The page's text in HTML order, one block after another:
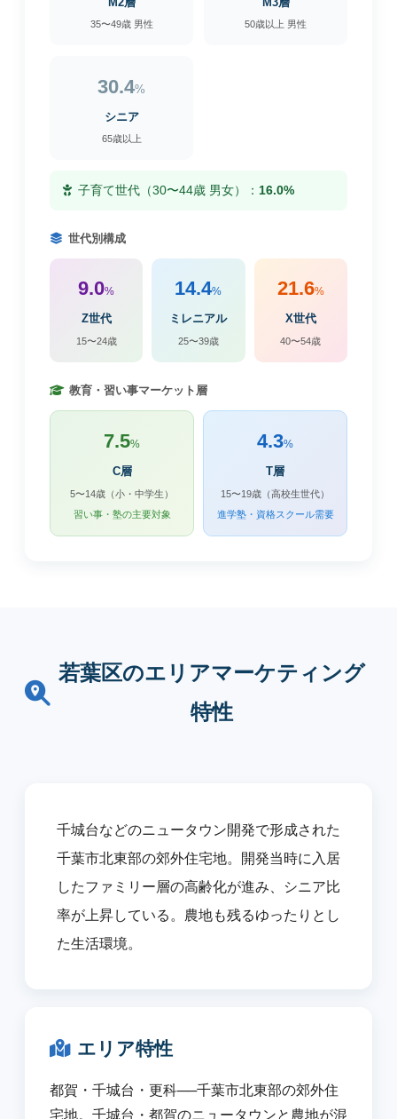
35〜49歳 男性 50歳以上 男性
30.4%
シニア
65歳以上
子育て世代（30〜44歳 男女）： 16.0%
世代別構成
9.0%
Z世代
15〜24歳
14.4%
ミレニアル
25〜39歳
21.6%
X世代
40〜54歳
教育・習い事マーケット層
7.5%
C層
5〜14歳（小・中学生）
習い事・塾の主要対象
4.3%
T層
15〜19歳（高校生世代）
進学塾・資格スクール需要
若葉区のエリアマーケティング
特性
千城台などのニュータウン開発で形成された
千葉市北東部の郊外住宅地。開発当時に入居
したファミリー層の高齢化が進み、シニア比
率が上昇している。農地も残るゆったりとし
た生活環境。
エリア特性
都賀・千城台・更科──千葉市北東部の郊外住
宅地。千城台・都賀のニュータウンと農地が混